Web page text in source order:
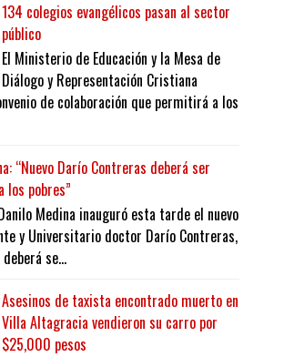
134 colegios evangélicos pasan al sector
público
El Ministerio de Educación y la Mesa de
Diálogo y Representación Cristiana
de colaboración que permitirá a los
“Nuevo Darío Contreras deberá ser
los pobres”
Medina inauguró esta tarde el nuevo
y Universitario doctor Darío Contreras,
se...
Asesinos de taxista encontrado muerto en
Villa Altagracia vendieron su carro por
$25,000 pesos